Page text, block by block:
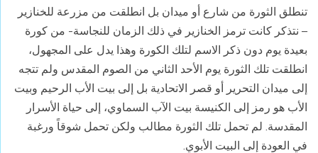
تنطلق الثورة من شارع أو ميدان بل انطلقت من مزرعة للخنازير
– نتذكر كانت ترمز الخنازير في ذلك الزمان للنجاسة- من كورة
بعيدة يوم دون ذكر الاسم لتلك الكورة وهذا يدل على المجهول،
انطلقت تلك الثورة يوم الأحد الثاني من الصوم المقدس ولم تتجه
إلى ميدان التحرير أو قصر الاتحادية بل إلى بيت الأب الرحيم وبيت
الأب هو رمز إلى الكنيسة بيت الآب السماوي، إلى حياة الأسرار
المقدسة. لم تحمل تلك الثورة مطالب ولكن تحمل شوقاً ورغبة
في العودة إلى البيت الأبوي.